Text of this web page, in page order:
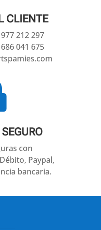
CLIENTE
212 297
041 675
con
Paypal,
bancaria.